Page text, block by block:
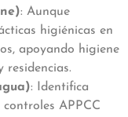
: Aunque
higiénicas en
apoyando higiene
residencias.
: Identifica
APPCC